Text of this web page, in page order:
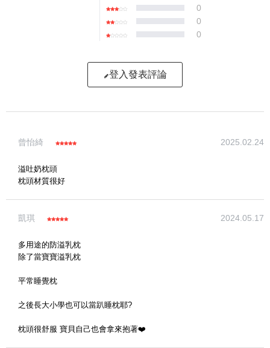
0
0
0
登入發表評論
曾怡綺 2025.02.24
溢吐奶枕頭
枕頭材質很好
凱琪 2024.05.17
多用途的防溢乳枕
除了當寶寶溢乳枕
平常睡覺枕
之後長大小學也可以當趴睡枕耶?
枕頭很舒服 寶貝自己也會拿來抱著❤️